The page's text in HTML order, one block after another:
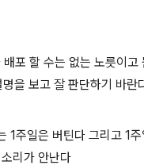
포 할 수는 없는 노릇이고
을 보고 잘 판단하기 바란
1주일은 버틴다 그리고 1
리가 안난다